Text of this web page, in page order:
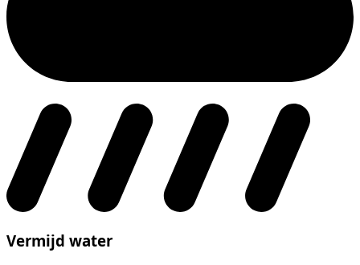
Vermijd water